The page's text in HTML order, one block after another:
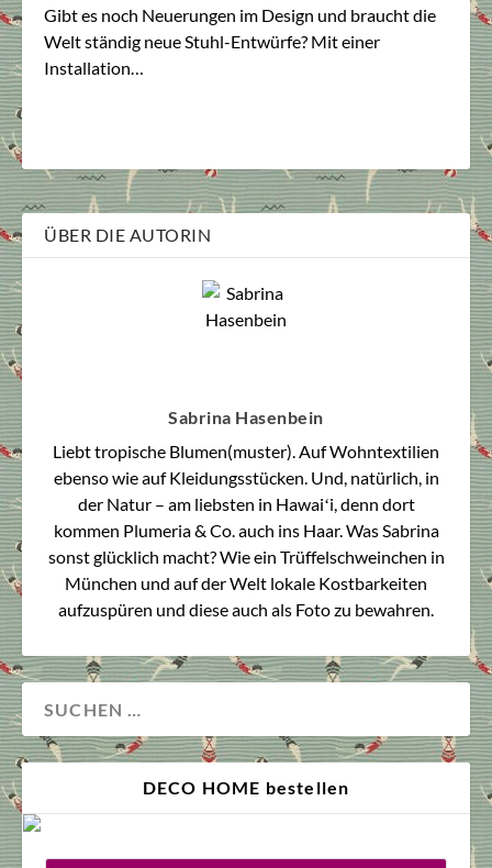
Gibt es noch Neuerungen im Design und braucht die
Welt ständig neue Stuhl-Entwürfe? Mit einer
Installation…
ÜBER DIE AUTORIN
Sabrina Hasenbein
Liebt tropische Blumen(muster). Auf Wohntextilien
ebenso wie auf Kleidungsstücken. Und, natürlich, in
der Natur – am liebsten in Hawaiʻi, denn dort
kommen Plumeria & Co. auch ins Haar. Was Sabrina
sonst glücklich macht? Wie ein Trüffelschweinchen in
München und auf der Welt lokale Kostbarkeiten
aufzuspüren und diese auch als Foto zu bewahren.
DECO HOME bestellen